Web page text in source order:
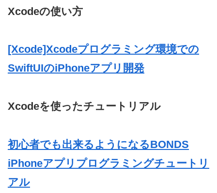
Xcodeの使い方
[Xcode]Xcodeプログラミング環境での
SwiftUIのiPhoneアプリ開発
Xcodeを使ったチュートリアル
初心者でも出来るようになるBONDS
iPhoneアプリプログラミングチュートリ
アル